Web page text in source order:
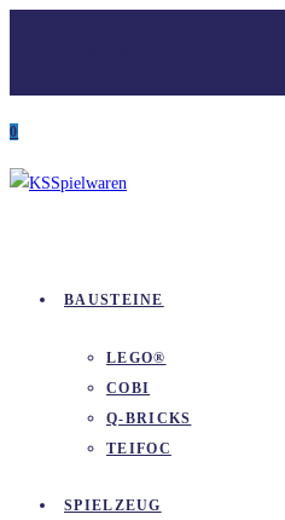
0
BAUSTEINE
LEGO®
COBI
Q-BRICKS
TEIFOC
SPIELZEUG